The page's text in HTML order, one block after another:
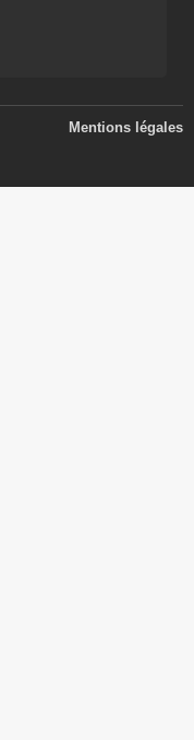
Mentions légales